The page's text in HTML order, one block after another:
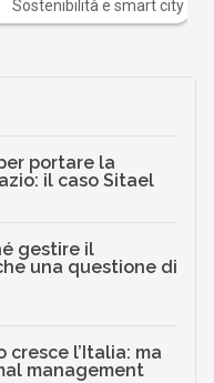
Sostenibilità e smart city
portare la
il caso Sitael
gestire il
una questione di
l’Italia: ma
management